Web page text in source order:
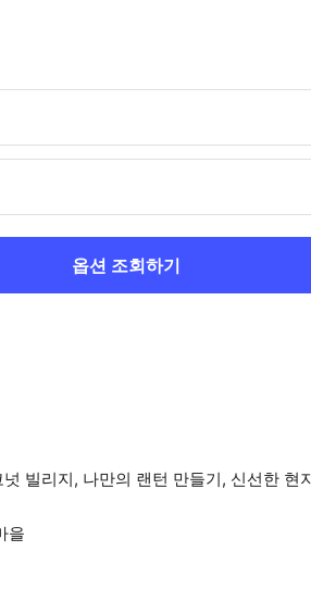
옵션 조회하기
빌리지, 나만의 랜턴 만들기, 신선한 현
을